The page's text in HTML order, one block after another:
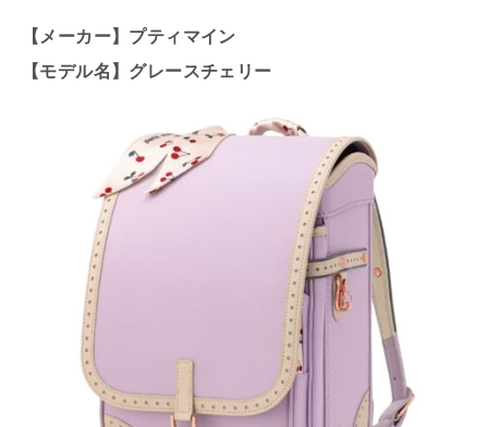
【メーカー】プティマイン
【モデル名】グレースチェリー